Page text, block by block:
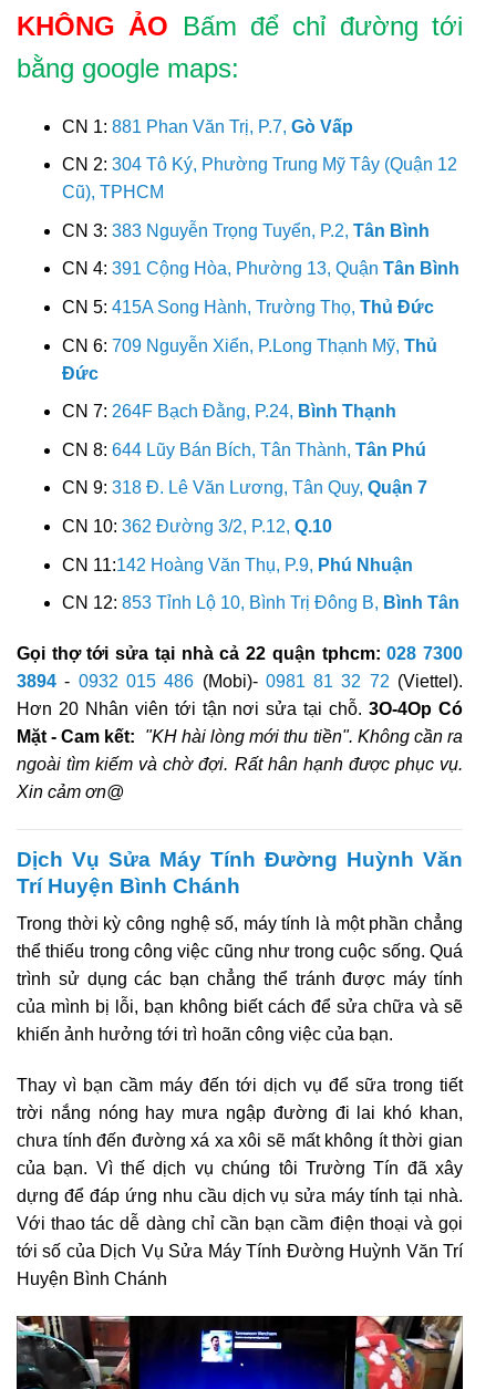
KHÔNG ẢO Bấm để chỉ đường tới
bằng google maps:
CN 1: 881 Phan Văn Trị, P.7, Gò Vấp
CN 2: 304 Tô Ký, Phường Trung Mỹ Tây (Quận 12
Cũ), TPHCM
CN 3: 383 Nguyễn Trọng Tuyển, P.2, Tân Bình
CN 4: 391 Cộng Hòa, Phường 13, Quận Tân Bình
CN 5: 415A Song Hành, Trường Thọ, Thủ Đức
CN 6: 709 Nguyễn Xiển, P.Long Thạnh Mỹ, Thủ
Đức
CN 7: 264F Bạch Đằng, P.24, Bình Thạnh
CN 8: 644 Lũy Bán Bích, Tân Thành, Tân Phú
CN 9: 318 Đ. Lê Văn Lương, Tân Quy, Quận 7
CN 10: 362 Đường 3/2, P.12, Q.10
CN 11:142 Hoàng Văn Thụ, P.9, Phú Nhuận
CN 12: 853 Tỉnh Lộ 10, Bình Trị Đông B, Bình Tân
Gọi thợ tới sửa tại nhà cả 22 quận tphcm:028 7300
3894- 0932 015 486 (Mobi)- 0981 81 32 72 (Viettel).
Hơn 20 Nhân viên tới tận nơi sửa tại chỗ.3O-4Op Có
Mặt - Cam kết:
"KH hài lòng mới thu tiền". Không cần ra
ngoài tìm kiếm và chờ đợi. Rất hân hạnh được phục vụ.
Xin cảm ơn@
Dịch Vụ Sửa Máy Tính Đường Huỳnh Văn
Trí Huyện Bình Chánh
Trong thời kỳ công nghệ số, máy tính là một phần chẳng
thể thiếu trong công việc cũng như trong cuộc sống. Quá
trình sử dụng các bạn chẳng thể tránh được máy tính
của mình bị lỗi, bạn không biết cách để sửa chữa và sẽ
khiến ảnh hưởng tới trì hoãn công việc của bạn.
Thay vì bạn cầm máy đến tới dịch vụ để sữa trong tiết
trời nắng nóng hay mưa ngập đường đi lai khó khan,
chưa tính đến đường xá xa xôi sẽ mất không ít thời gian
của bạn. Vì thế dịch vụ chúng tôi Trường Tín đã xây
dựng để đáp ứng nhu cầu dịch vụ sửa máy tính tại nhà.
Với thao tác dễ dàng chỉ cần bạn cầm điện thoại và gọi
tới số của Dịch Vụ Sửa Máy Tính Đường Huỳnh Văn Trí
Huyện Bình Chánh